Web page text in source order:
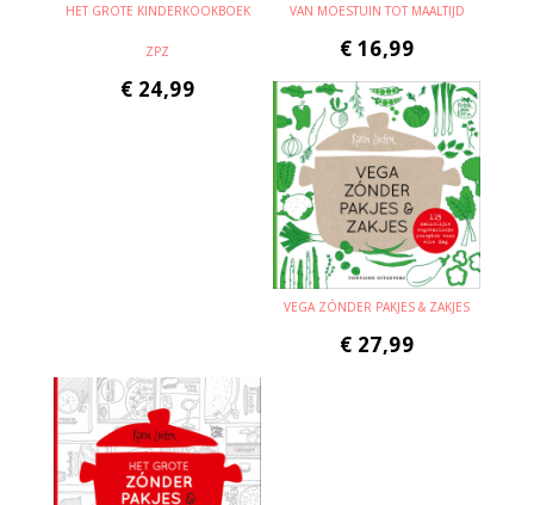
HET GROTE KINDERKOOKBOEK
ZPZ
€ 24,99
VAN MOESTUIN TOT MAALTIJD
€ 16,99
VEGA ZÓNDER PAKJES & ZAKJES
€ 27,99